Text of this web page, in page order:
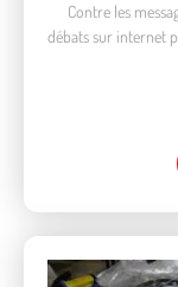
Contre les
débats sur internet